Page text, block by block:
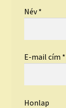
Név*
E-mail cím *
Honlap